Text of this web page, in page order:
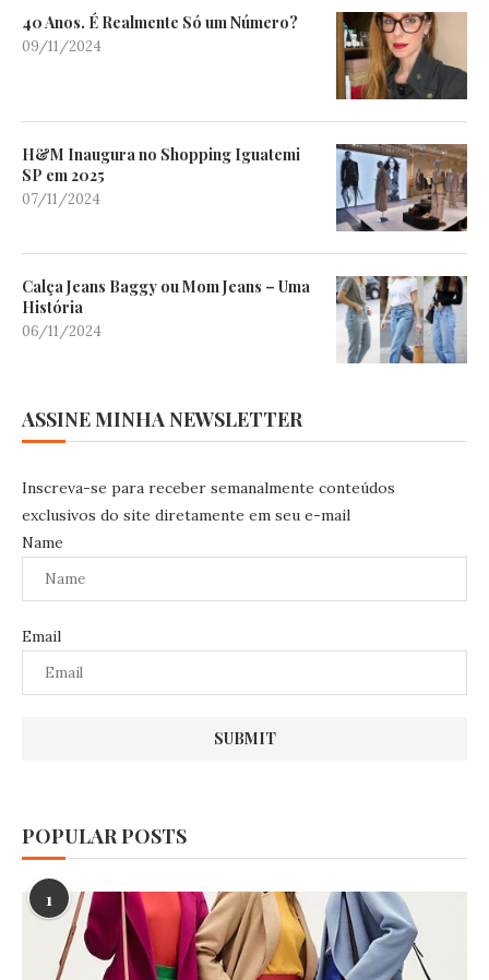
40 Anos. É Realmente Só um Número?
09/11/2024
H&M Inaugura no Shopping Iguatemi
SP em 2025
07/11/2024
Calça Jeans Baggy ou Mom Jeans – Uma
História
06/11/2024
ASSINE MINHA NEWSLETTER
Inscreva-se para receber semanalmente conteúdos
exclusivos do site diretamente em seu e-mail
Name
Email
POPULAR POSTS
1